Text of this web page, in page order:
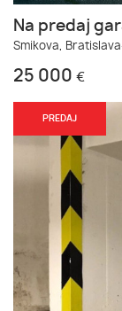
Na predaj
Smikova,
25 000 €
PREDAJ